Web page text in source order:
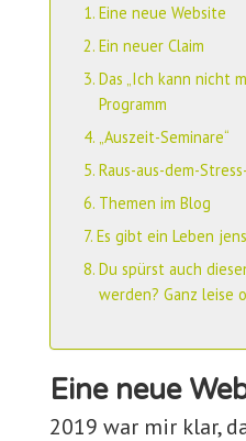
Eine neue Website
Ein neuer Claim
Das „Ich kann nicht
Programm
„Auszeit-Seminare“
Raus-aus-dem-
Themen im Blog
Es gibt ein Leben
Du spürst auch
werden? Ganz leise
Eine neue
2019 war mir klar,